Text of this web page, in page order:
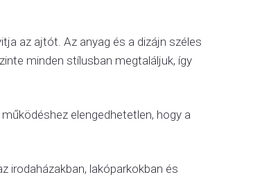
az ajtót. Az anyag és a dizájn széles
minden stílusban megtaláljuk, így
elengedhetetlen, hogy a
irodaházakban, lakóparkokban és